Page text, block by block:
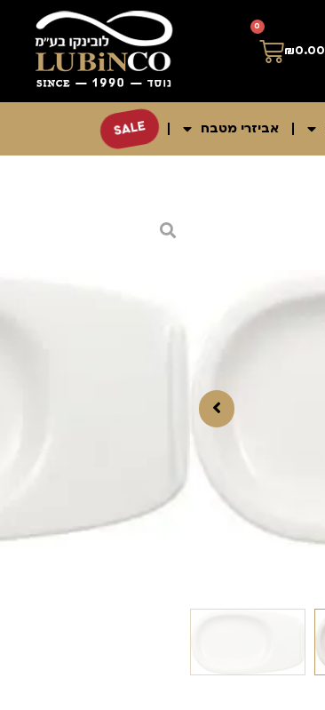
₪0.00
0
אביזרי מטבח SALE